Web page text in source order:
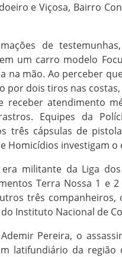
e Viçosa, Bairro
de
um carro modelo
na mão. Ao perceber
por dois tiros nas costas,
receber atendimento
Equipes da
três cápsulas de
Homicídios investigam o
militante da Liga
Terra Nossa 1 e 2
três
Instituto Nacional de
Pereira, o
latifundiário da região